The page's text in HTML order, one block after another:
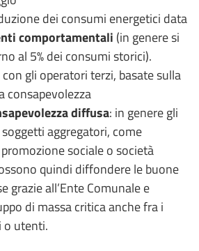
dei consumi energetici data
comportamentali (in genere si
al 5% dei consumi storici).
con gli operatori terzi, basate sulla
consapevolezza
diffusa: in genere gli
aggregatori, come
sociale o società
quindi diffondere le buone
grazie all’Ente Comunale e
di massa critica anche fra i
o utenti.